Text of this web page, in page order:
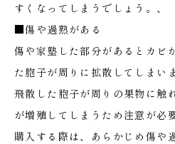
すくなってしまうでしょう。、
■傷や過熟がある
傷や家塾した部分があるとカビ
た胞子が周りに拡散してしまい
飛散した胞子が周りの果物に触
が増殖してしまうため注意が必
購入する際は、あらかじめ傷や